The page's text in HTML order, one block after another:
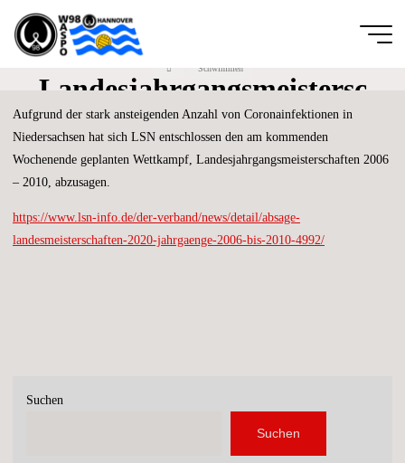
Inhalt
springen
Wassersportfreunde
von 1889
Hannover e.V.
DIE
GANZE
Landesjahrgangsmeistersc
haften 2020
Schwimmen
Aufgrund der stark ansteigenden Anzahl von Coronainfektionen in
Niedersachsen hat sich LSN entschlossen den am kommenden
Wochenende geplanten Wettkampf, Landesjahrgangsmeisterschaften 2006
– 2010, abzusagen.
https://www.lsn-info.de/der-verband/news/detail/absage-
landesmeisterschaften-2020-jahrgaenge-2006-bis-2010-4992/
Suchen
Suchen